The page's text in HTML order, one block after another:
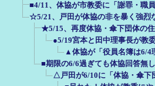
■4/11、体協が市教委に「謝罪・職
☆5/21、戸田が体協の非を暴く強烈
★5/15、再度体協・傘下団体の
●5/19宮本と田中理事長が教
▲体協が「役員名簿は6/4
■期限の6/6過ぎても体協回答無
△戸田が6/10に「体協・傘下